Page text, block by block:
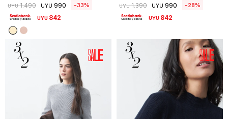
UYU 1.490 UYU 990 33
UYU 842
UYU 1.390 UYU 990 28
UYU 842